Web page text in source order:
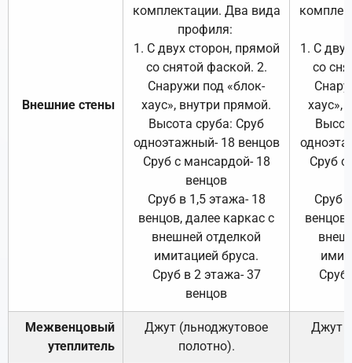
Внешние стены
комплектации. Два вида
профиля:
1. С двух сторон, прямой
со снятой фаской. 2.
Снаружи под «блок-
хаус», внутри прямой.
Высота сруба: Сруб
одноэтажный- 18 венцов
Сруб с мансардой- 18
венцов
Сруб в 1,5 этажа- 18
венцов, далее каркас с
внешней отделкой
имитацией бруса.
Сруб в 2 этажа- 37
венцов
1. С
со
хаус»,
Сруб с
Сруб
Сруб
Межвенцовый
утеплитель
Джут (льноджутовое
полотно).
Джут